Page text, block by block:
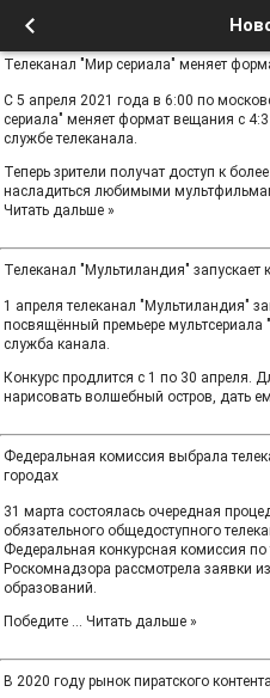
Телеканал "Мир сериала" меняет
С 5 апреля 2021 года в 6:00 по
сериала" меняет формат вещания с
службе телеканала.
Теперь зрители получат доступ к
насладиться любимыми
Читать дальше »
Телеканал "Мультиландия" запускает
1 апреля телеканал "Мультиландия"
посвящённый премьере
служба канала.
Конкурс продлится с 1 по 30 апреля.
нарисовать волшебный остров, дать
Федеральная комиссия выбрала
городах
31 марта состоялась очередная
обязательного общедоступного
Федеральная конкурсная комиссия
Роскомнадзора рассмотрела заявки
образований.
Победите ... Читать дальше »
В 2020 году рынок пиратского